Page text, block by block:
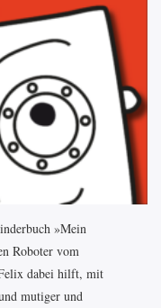
»Mein
Roboter vom
dabei hilft, mit
mutiger und